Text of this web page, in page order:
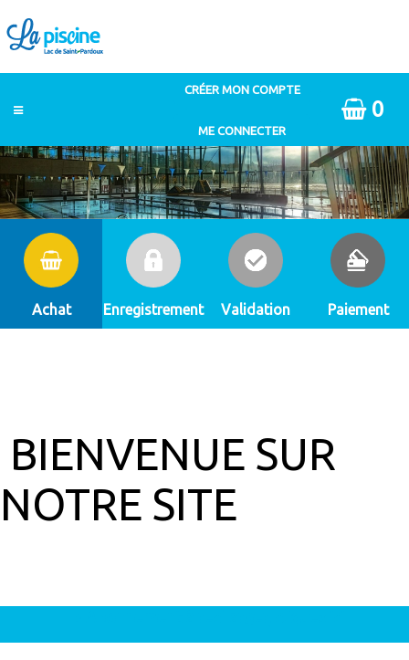
0
Achat Enregistrement Validation Paiement
BIENVENUE SUR
NOTRE SITE